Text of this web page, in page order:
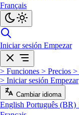
Français
Iniciar sesión Empezar
> Funciones > Precios >
> Iniciar sesión Empezar
Cambiar idioma
English Português (BR)